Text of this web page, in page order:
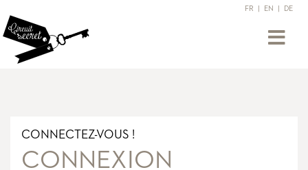
FR EN DE
CONNECTEZ-VOUS !
CONNEXION